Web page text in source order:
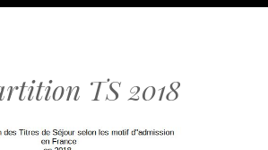
TS 2018